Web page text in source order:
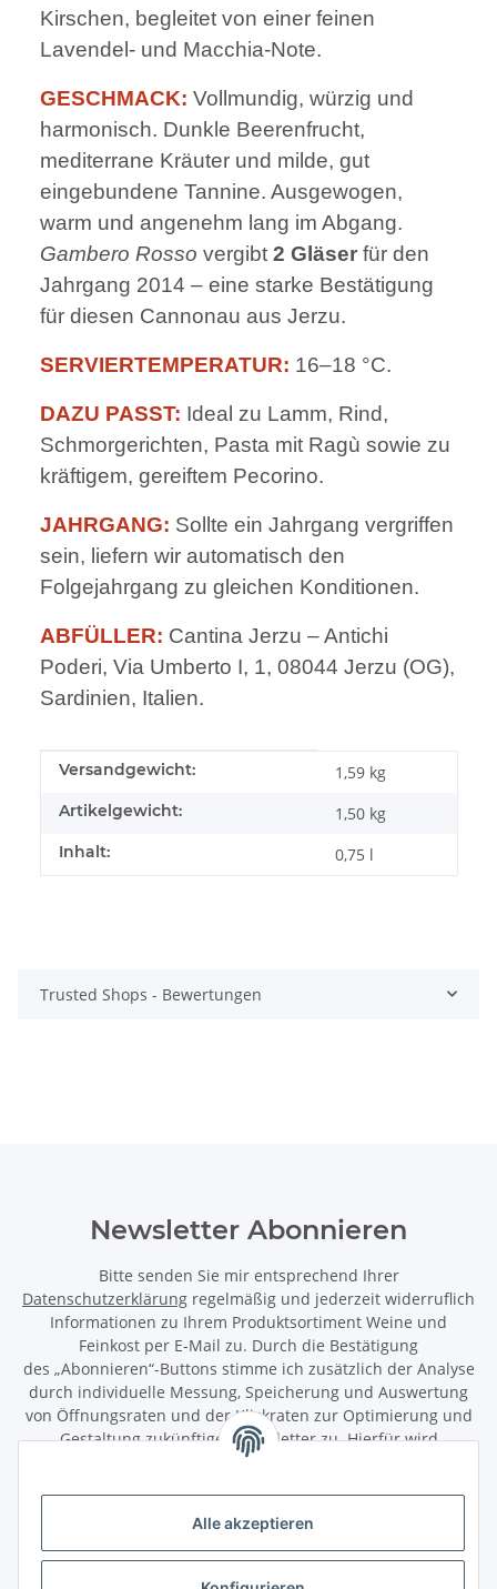
Alle akzeptieren
Kirschen, begleitet von einer feinen
Lavendel- und Macchia-Note.
GESCHMACK: Vollmundig, würzig und
harmonisch. Dunkle Beerenfrucht,
mediterrane Kräuter und milde, gut
eingebundene Tannine. Ausgewogen,
warm und angenehm lang im Abgang.
Gambero Rosso vergibt 2 Gläser für den
Jahrgang 2014 – eine starke Bestätigung
für diesen Cannonau aus Jerzu.
SERVIERTEMPERATUR: 16–18 °C.
DAZU PASST: Ideal zu Lamm, Rind,
Schmorgerichten, Pasta mit Ragù sowie zu
kräftigem, gereiftem Pecorino.
JAHRGANG: Sollte ein Jahrgang vergriffen
sein, liefern wir automatisch den
Folgejahrgang zu gleichen Konditionen.
ABFÜLLER: Cantina Jerzu – Antichi
Poderi, Via Umberto I, 1, 08044 Jerzu (OG),
Sardinien, Italien.
Produkteigenschaft
Wert
Versandgewicht: 1,59 kg
Artikelgewicht: 1,50 kg
Inhalt: 0,75 l
Trusted Shops - Bewertungen
Newsletter Abonnieren
Bitte senden Sie mir entsprechend Ihrer
Datenschutzerklärung regelmäßig und jederzeit widerruflich
Informationen zu Ihrem Produktsortiment Weine und
Feinkost per E-Mail zu. Durch die Bestätigung
des „Abonnieren“-Buttons stimme ich zusätzlich der Analyse
durch individuelle Messung, Speicherung und Auswertung
von Öffnungsraten und der Klickraten zur Optimierung und
Gestaltung zukünftiger Newsletter zu. Hierfür wird
das Nutzungsverhalten in pseudonymisierter Form
Wirkung für die Zukunft über den Link in unserem Newsletter
abbestellen / widerrufen.